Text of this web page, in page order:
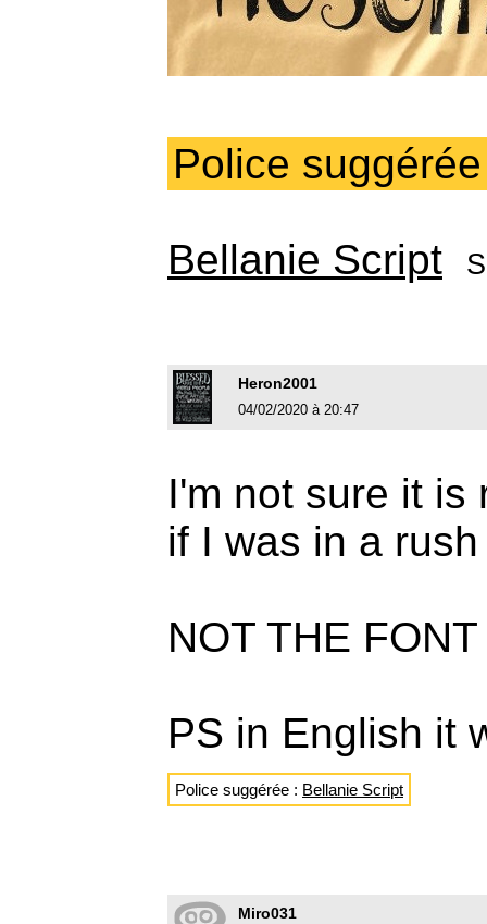
Police suggérée
Bellanie Script
Heron2001
04/02/2020 à 20:47
I'm not sure it is
if I was in a
NOT THE FONT
PS in English it
Police suggérée : Bellanie Script
Miro031